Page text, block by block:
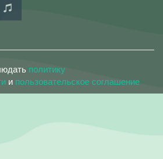
политику
и пользовательское соглашение